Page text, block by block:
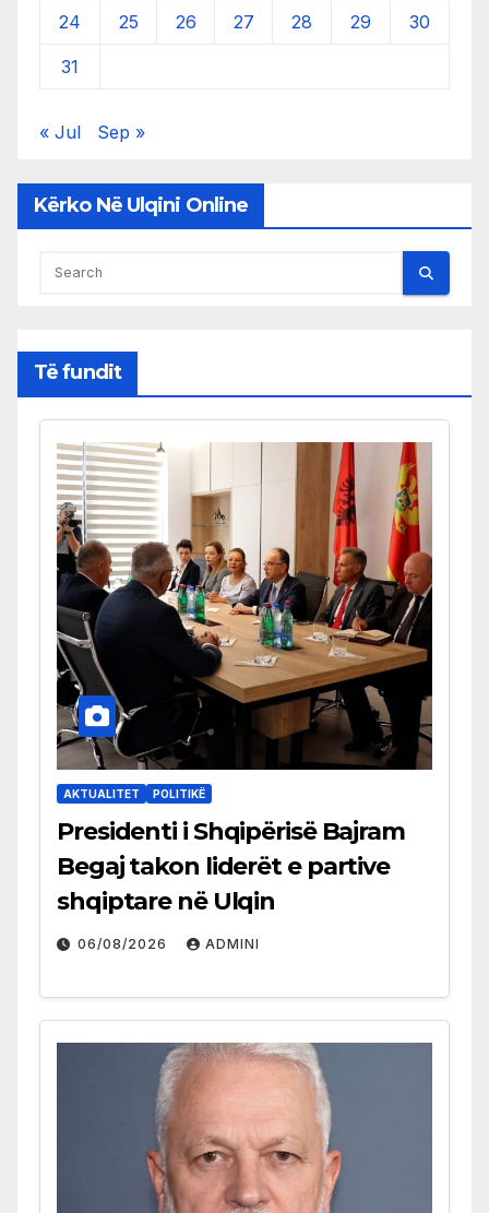
24 25 26 27 28 29 30
31
« Jul Sep »
Kërko Në Ulqini Online
Të fundit
AKTUALITET POLITIKË
Presidenti i Shqipërisë Bajram
Begaj takon liderët e partive
shqiptare në Ulqin
06/08/2026 ADMINI